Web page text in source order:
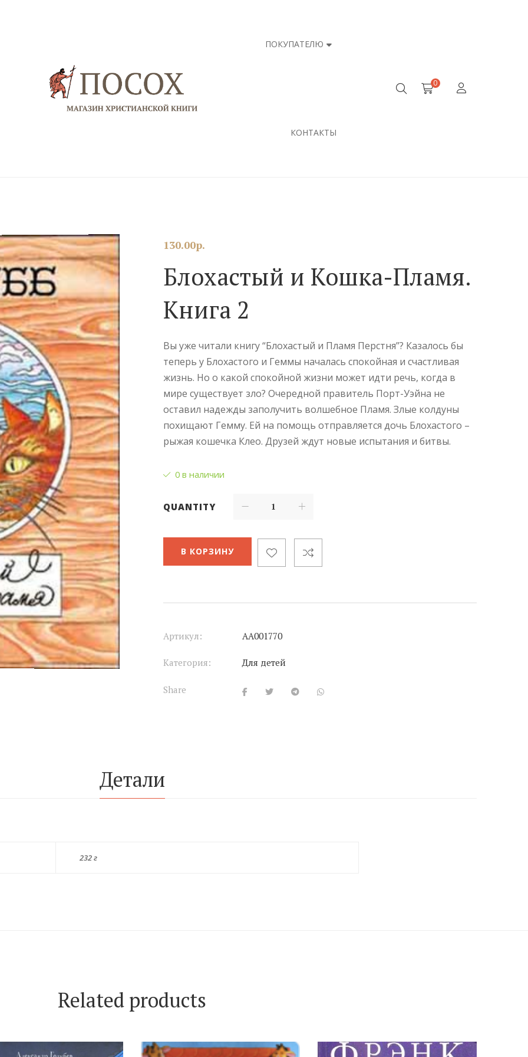
ПОКУПАТЕЛЮ
КОНТАКТЫ
0
130.00р.
Блохастый и Кошка-Пламя.
Книга 2
Вы уже читали книгу “Блохастый и Пламя Перстня”? Казалось бы
теперь у Блохастого и Геммы началась спокойная и счастливая
жизнь. Но о какой спокойной жизни может идти речь, когда в
мире существует зло? Очередной правитель Порт-Уэйна не
оставил надежды заполучить волшебное Пламя. Злые колдуны
похищают Гемму. Ей на помощь отправляется дочь Блохастого –
рыжая кошечка Клео. Друзей ждут новые испытания и битвы.
0 в наличии
QUANTITY
В КОРЗИНУ
Артикул: АА001770
Категория: Для детей
Share
Детали
232 г
Related products